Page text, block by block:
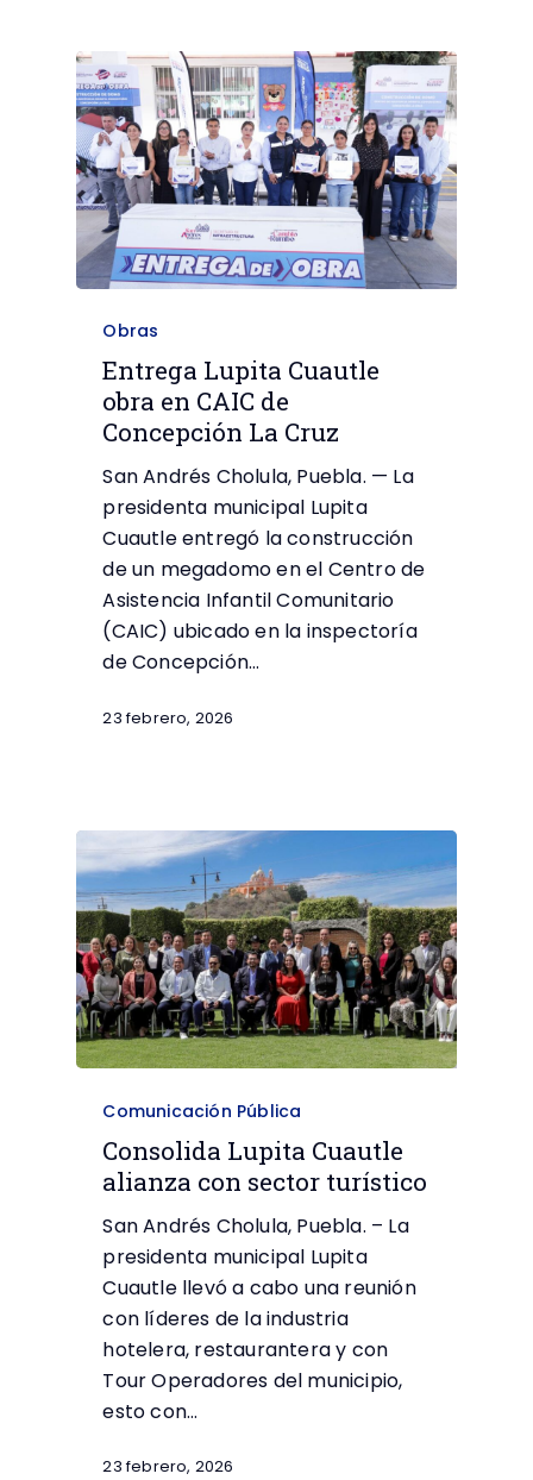
Obras
Entrega Lupita Cuautle
obra en CAIC de
Concepción La Cruz
San Andrés Cholula, Puebla. — La
presidenta municipal Lupita
Cuautle entregó la construcción
de un megadomo en el Centro de
Asistencia Infantil Comunitario
(CAIC) ubicado en la inspectoría
de Concepción…
23 febrero, 2026
Comunicación Pública
Consolida Lupita Cuautle
alianza con sector turístico
San Andrés Cholula, Puebla. – La
presidenta municipal Lupita
Cuautle llevó a cabo una reunión
con líderes de la industria
hotelera, restaurantera y con
Tour Operadores del municipio,
esto con…
23 febrero, 2026